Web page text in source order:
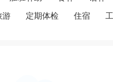
游 定期体检 住宿